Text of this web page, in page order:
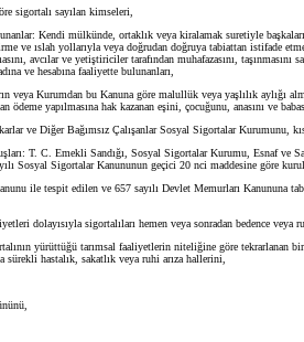
sigortalı sayılan kimseleri,
Kendi mülkünde, ortaklık veya kiralamak suretiyle
ve ıslah yollarıyla veya doğrudan doğruya tabiattan istifade
avcılar ve yetiştiriciler tarafından muhafazasını, taşınmasını
ve hesabına faaliyette bulunanları,
veya Kurumdan bu Kanuna göre malullük veya yaşlılık aylığı
ödeme yapılmasına hak kazanan eşini, çocuğunu, anasını ve
ve Diğer Bağımsız Çalışanlar Sosyal Sigortalar Kurumunu,
T. C. Emekli Sandığı, Sosyal Sigortalar Kurumu, Esnaf ve
Sosyal Sigortalar Kanununun geçici 20 nci maddesine göre
ile tespit edilen ve 657 sayılı Devlet Memurları Kanununa
dolayısıyla sigortalıları hemen veya sonradan bedence veya
yürüttüğü tarımsal faaliyetlerin niteliğine göre tekrarlanan
sürekli hastalık, sakatlık veya ruhi arıza hallerini,